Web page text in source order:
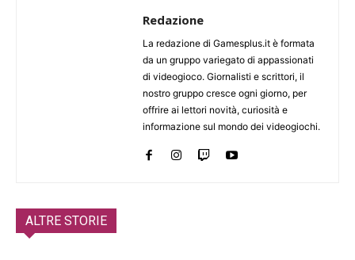
Redazione
La redazione di Gamesplus.it è formata
da un gruppo variegato di appassionati
di videogioco. Giornalisti e scrittori, il
nostro gruppo cresce ogni giorno, per
offrire ai lettori novità, curiosità e
informazione sul mondo dei videogiochi.
ALTRE STORIE